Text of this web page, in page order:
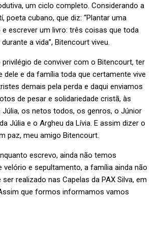
um ciclo completo. Considerando a
poeta cubano, que diz: “Plantar uma
escrever um livro: três coisas que toda
a vida”, Bitencourt viveu.
de conviver com o Bitencourt, ter
dele e da família toda que certamente vive
demais pela perda e daqui enviamos
de pesar e solidariedade cristã, às
Júlia, os netos todos, os genros, o Júnior
Júlia e o Argheu da Lívia. E assim dizer o
paz, meu amigo Bitencourt.
escrevo, ainda não temos
e sepultamento, a família ainda não
realizado nas Capelas da PAX Silva, em
que formos informamos vamos